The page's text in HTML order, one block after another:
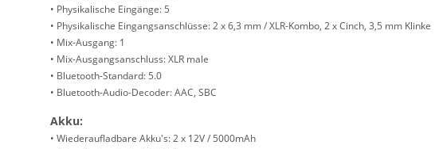
• Physikalische Eingänge: 5
• Physikalische Eingangsanschlüsse: 2 x 6,3 mm / XLR-Kombo, 2 x Cinch, 3,5 mm Klinke
• Mix-Ausgang: 1
• Mix-Ausgangsanschluss: XLR male
• Bluetooth-Standard: 5.0
• Bluetooth-Audio-Decoder: AAC, SBC
Akku:
• Wiederaufladbare Akku's: 2 x 12V / 5000mAh